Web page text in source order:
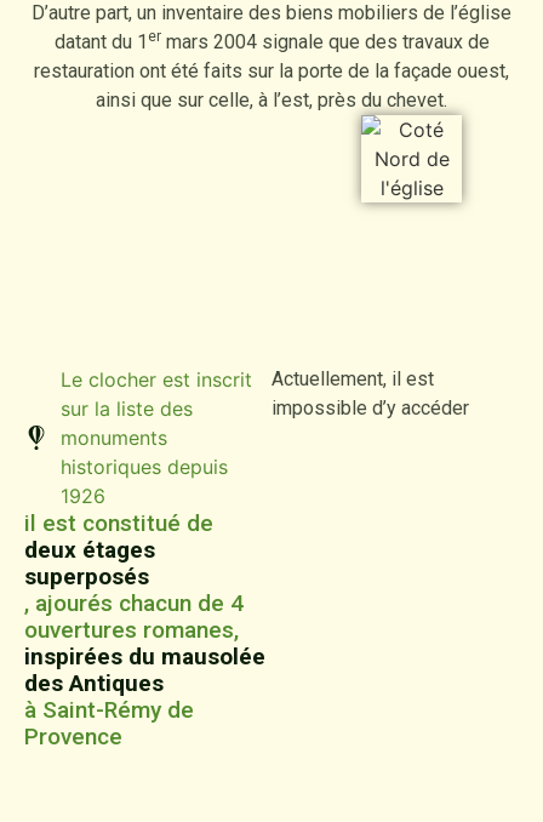
D’autre part, un inventaire des biens mobiliers de l’église
datant du 1 ermars 2004 signale que des travaux de
restauration ont été faits sur la porte de la façade ouest,
ainsi que sur celle, à l’est, près du chevet.
Le clocher est inscrit
sur la liste des
monuments
historiques depuis
1926
il est constitué de
deux étages
superposés
, ajourés chacun de 4
ouvertures romanes,
inspirées du mausolée
des Antiques
à Saint-Rémy de
Provence
Actuellement, il est
impossible d’y accéder